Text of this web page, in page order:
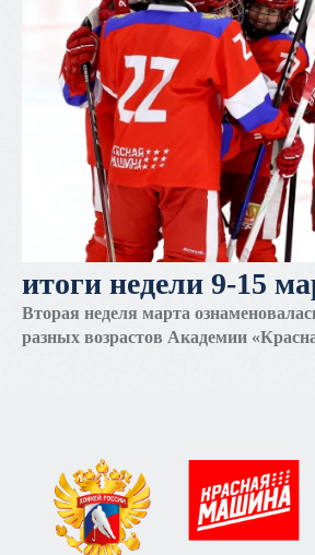
итоги недели 9-15
Вторая неделя марта
разных возрастов Академии